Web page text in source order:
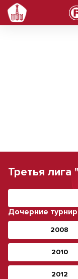
Третья лига
Дочерние
2008
2010
2012